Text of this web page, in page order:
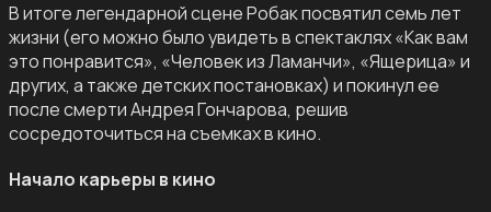
В итоге легендарной сцене Робак посвятил семь лет
жизни (его можно было увидеть в спектаклях «Как вам
это понравится», «Человек из Ламанчи», «Ящерица» и
других, а также детских постановках) и покинул ее
после смерти Андрея Гончарова, решив
сосредоточиться на съемках в кино.
Начало карьеры в кино